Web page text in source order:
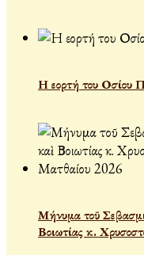
Η εορτή του Οσίου
Μήνυμα τοῦ
Βοιωτίας κ.